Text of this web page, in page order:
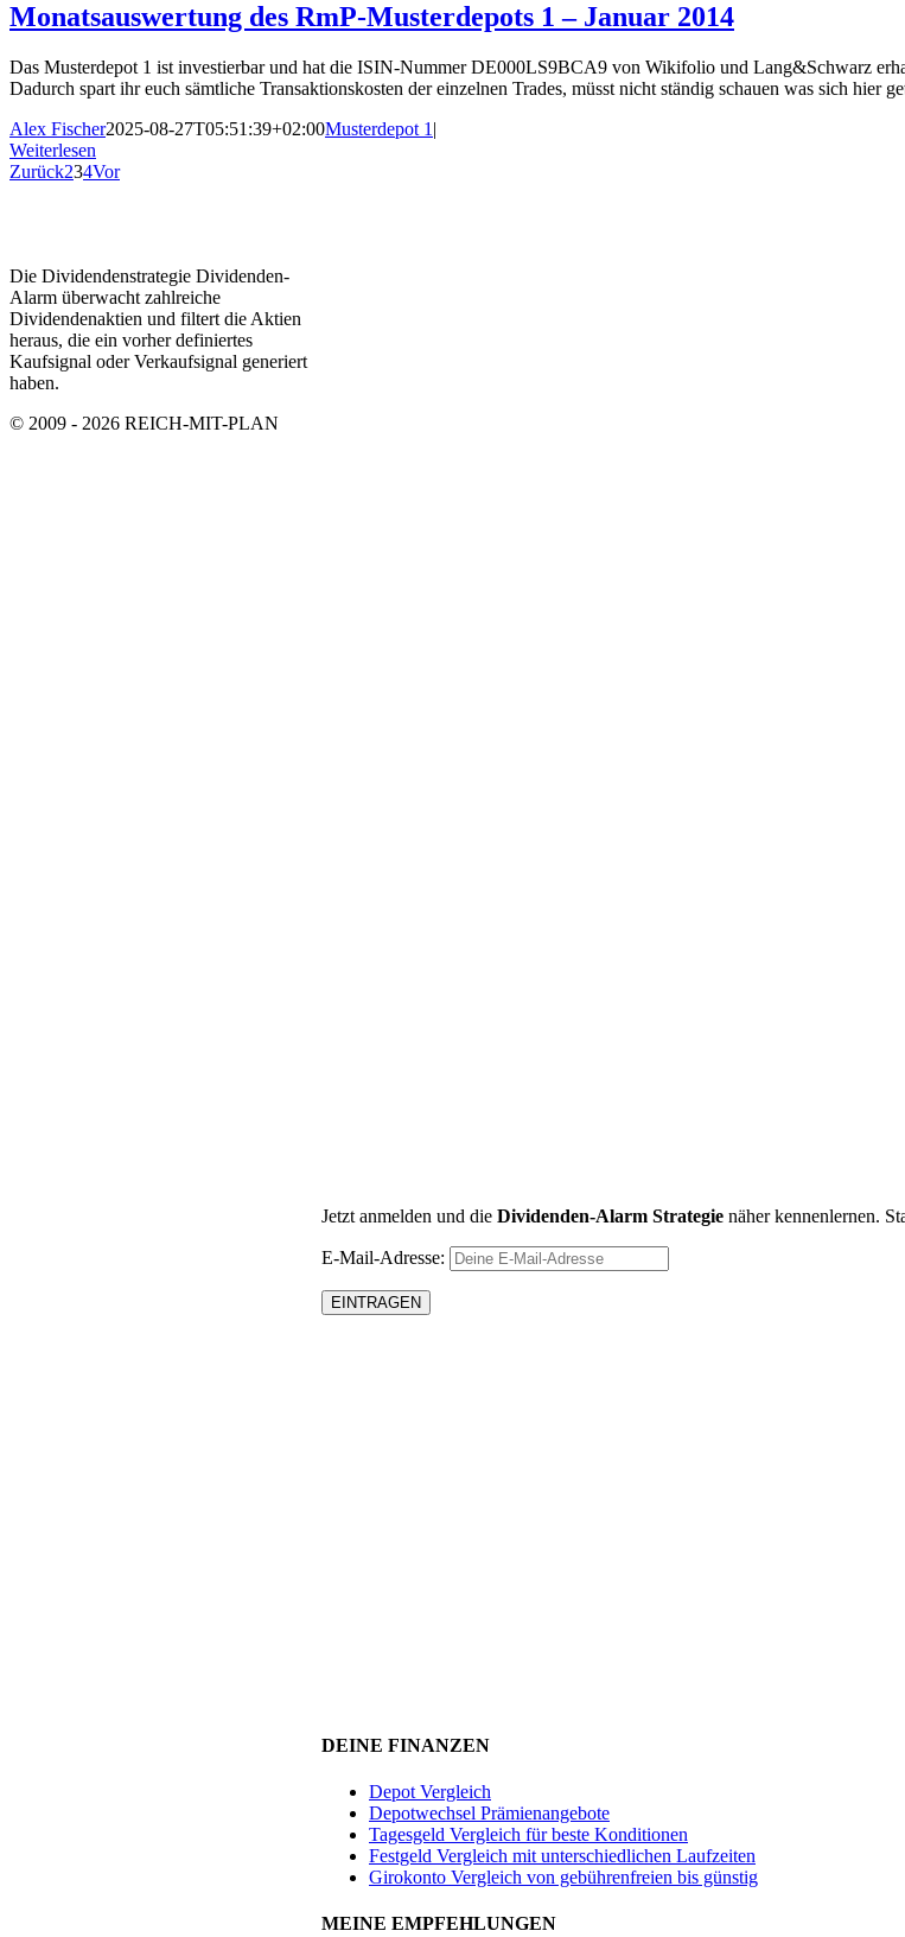
Monatsauswertung des RmP-Musterdepots 1 – Januar 2014
Das Musterdepot 1 ist investierbar und hat die ISIN-Nummer DE000LS9BCA9 von Wikifolio und Lang&Schwarz
Dadurch spart ihr euch sämtliche Transaktionskosten der einzelnen Trades, müsst nicht ständig schauen was sich
Alex Fischer2025-08-27T05:51:39+02:00Musterdepot 1 |
Weiterlesen
Zurück234Vor
Jetzt anmelden und die Dividenden-Alarm Strategie näher kennenlernen.
E-Mail-Adresse:
DEINE FINANZEN
Depot Vergleich
Depotwechsel Prämienangebote
Tagesgeld Vergleich für beste Konditionen
Festgeld Vergleich mit unterschiedlichen Laufzeiten
Girokonto Vergleich von gebührenfreien bis günstig
MEINE EMPFEHLUNGEN
Die Dividendenstrategie Dividenden-
Alarm überwacht zahlreiche
Dividendenaktien und filtert die Aktien
heraus, die ein vorher definiertes
Kaufsignal oder Verkaufsignal generiert
haben.
© 2009 - 2026 REICH-MIT-PLAN